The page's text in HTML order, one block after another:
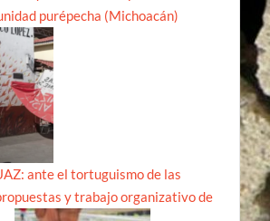
purépecha (Michoacán)
ante el tortuguismo de las
y trabajo organizativo de